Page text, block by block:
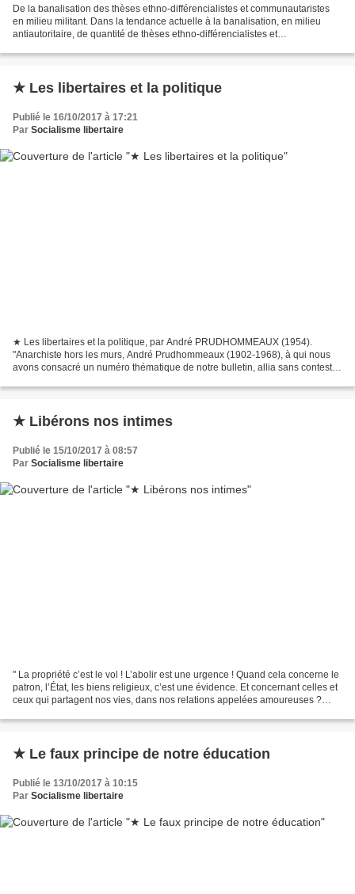
De la banalisation des thèses ethno-différencialistes et communautaristes
en milieu militant. Dans la tendance actuelle à la banalisation, en milieu
antiautoritaire, de quantité de thèses ethno-différencialistes et
★ Les libertaires et la politique
Publié le 16/10/2017 à 17:21
Par Socialisme libertaire
★ Les libertaires et la politique, par André PRUDHOMMEAUX (1954).
"Anarchiste hors les murs, André Prudhommeaux (1902-1968), à qui nous
avons consacré un numéro thématique de notre bulletin, allia sans conteste
★ Libérons nos intimes
Publié le 15/10/2017 à 08:57
Par Socialisme libertaire
" La propriété c’est le vol ! L’abolir est une urgence ! Quand cela concerne le
patron, l’État, les biens religieux, c’est une évidence. Et concernant celles et
ceux qui partagent nos vies, dans nos relations appelées amoureuses ?
★ Le faux principe de notre éducation
Publié le 13/10/2017 à 10:15
Par Socialisme libertaire